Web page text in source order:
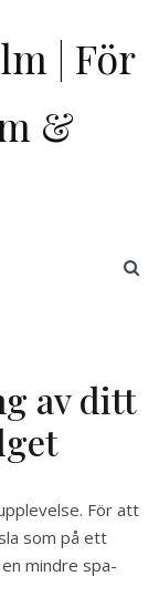
| För
&
av ditt
För att
som på ett
mindre spa-